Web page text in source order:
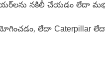
నకిలీ చేయడం లేదా
లేదా Caterpillar లేదా